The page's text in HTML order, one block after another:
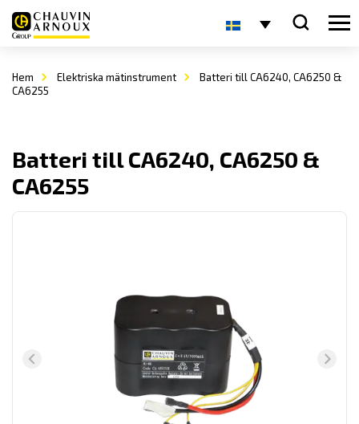
Hem Elektriska mätinstrument
Batteri till CA6240, CA6250 &
CA6255
Batteri till CA6240, CA6250 &
CA6255